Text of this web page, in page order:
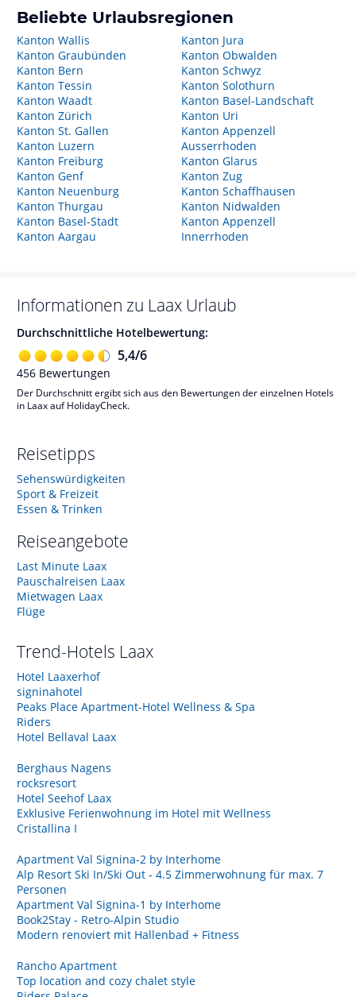
Beliebte Urlaubsregionen
Kanton Wallis
Kanton Graubünden
Kanton Bern
Kanton Tessin
Kanton Waadt
Kanton Zürich
Kanton St. Gallen
Kanton Luzern
Kanton Freiburg
Kanton Genf
Kanton Neuenburg
Kanton Thurgau
Kanton Basel-Stadt
Kanton Aargau
Kanton Jura
Kanton Obwalden
Kanton Schwyz
Kanton Solothurn
Kanton Basel-Landschaft
Kanton Uri
Kanton Appenzell
Ausserrhoden
Kanton Glarus
Kanton Zug
Kanton Schaffhausen
Kanton Nidwalden
Kanton Appenzell
Innerrhoden
Informationen zu Laax Urlaub
Durchschnittliche Hotelbewertung:
5,4/6
456 Bewertungen
Der Durchschnitt ergibt sich aus den Bewertungen der einzelnen Hotels
in Laax auf HolidayCheck.
Reisetipps
Sehenswürdigkeiten
Sport & Freizeit
Essen & Trinken
Reiseangebote
Last Minute Laax
Pauschalreisen Laax
Mietwagen Laax
Flüge
Trend-Hotels Laax
Hotel Laaxerhof
signinahotel
Peaks Place Apartment-Hotel Wellness & Spa
Riders
Hotel Bellaval Laax
Berghaus Nagens
rocksresort
Hotel Seehof Laax
Exklusive Ferienwohnung im Hotel mit Wellness
Cristallina I
Apartment Val Signina-2 by Interhome
Alp Resort Ski In/Ski Out - 4.5 Zimmerwohnung für max. 7
Personen
Apartment Val Signina-1 by Interhome
Book2Stay - Retro-Alpin Studio
Modern renoviert mit Hallenbad + Fitness
Rancho Apartment
Top location and cozy chalet style